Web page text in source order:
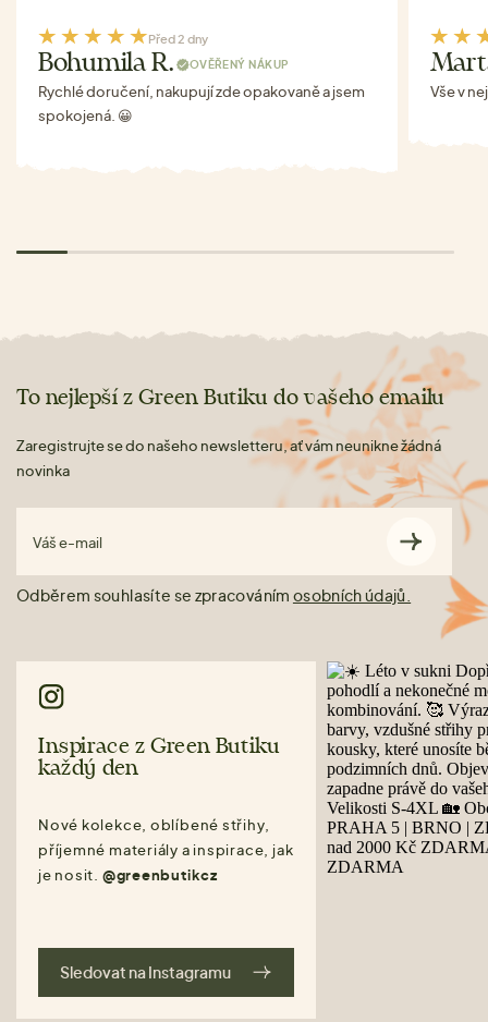
Před 2 dny
Bohumila R. OVĚŘENÝ NÁKUP
Rychlé doručení, nakupují zde opakovaně a jsem
spokojená. 😀
Vše v
To nejlepší z Green Butiku do vašeho emailu
Zaregistrujte se do našeho newsletteru, ať vám neunikne žádná
novinka
Váš e-mail
Odběrem souhlasíte se zpracováním osobních údajů.
Inspirace z Green Butiku
každý den
Nové kolekce, oblíbené střihy,
příjemné materiály a inspirace, jak
je nosit. @greenbutikcz
Sledovat na Instagramu